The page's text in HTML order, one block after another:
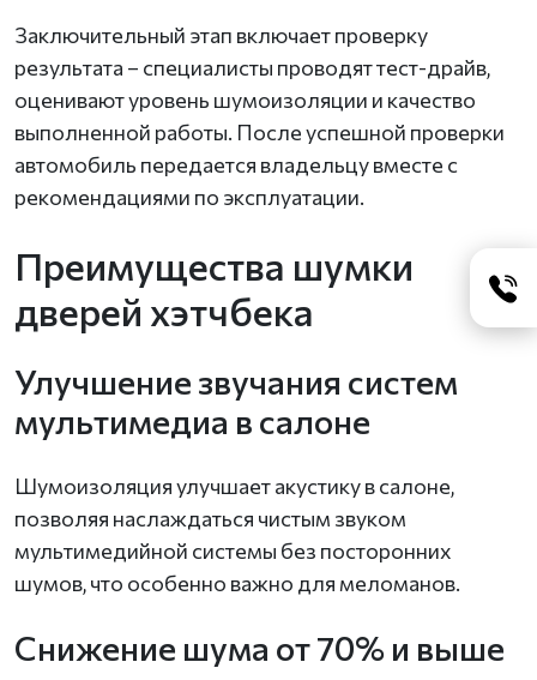
Заключительный этап включает проверку
результата – специалисты проводят тест-драйв,
оценивают уровень шумоизоляции и качество
выполненной работы. После успешной проверки
автомобиль передается владельцу вместе с
рекомендациями по эксплуатации.
Преимущества шумки
дверей хэтчбека
Улучшение звучания систем
мультимедиа в салоне
Шумоизоляция улучшает акустику в салоне,
позволяя наслаждаться чистым звуком
мультимедийной системы без посторонних
шумов, что особенно важно для меломанов.
Снижение шума от 70% и выше